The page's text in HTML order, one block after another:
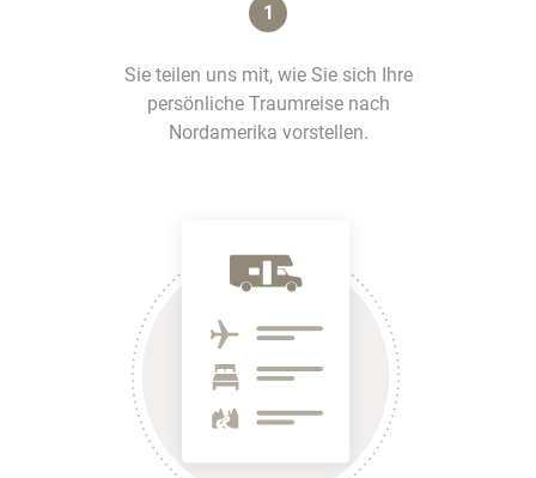
1
Sie teilen uns mit, wie Sie sich Ihre
persönliche Traumreise nach
Nordamerika vorstellen.